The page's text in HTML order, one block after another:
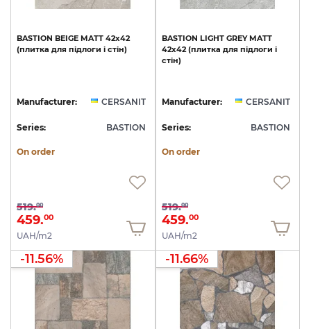
BASTION BEIGE MATT 42х42
(плитка для підлоги і стін)
Manufacturer: CERSANIT
Series: BASTION
On order
519.00
459.00
UAH/m2
BASTION LIGHT GREY MATT
42х42 (плитка для підлоги і
стін)
Manufacturer: CERSANIT
Series: BASTION
On order
519.00
459.00
UAH/m2
-11.56% -11.66%